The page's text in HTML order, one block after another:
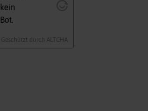
kein
Bot.
Geschützt durch ALTCHA